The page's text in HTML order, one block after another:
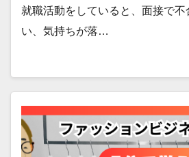
就職活動をしていると、面接で不
い、気持ちが落…